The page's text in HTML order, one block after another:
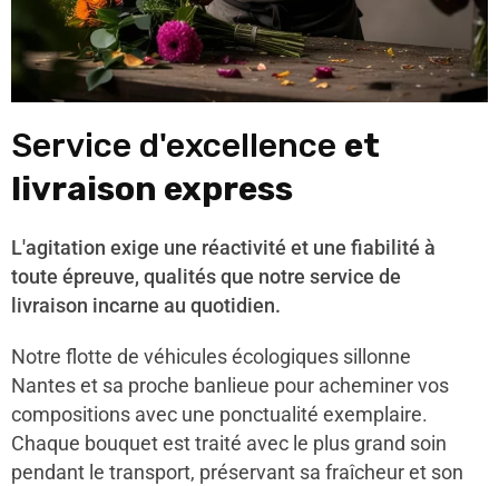
Service d'excellence et
livraison express
L'agitation exige une réactivité et une fiabilité à
toute épreuve, qualités que notre service de
livraison incarne au quotidien.
Notre flotte de véhicules écologiques sillonne
Nantes et sa proche banlieue pour acheminer vos
compositions avec une ponctualité exemplaire.
Chaque bouquet est traité avec le plus grand soin
pendant le transport, préservant sa fraîcheur et son